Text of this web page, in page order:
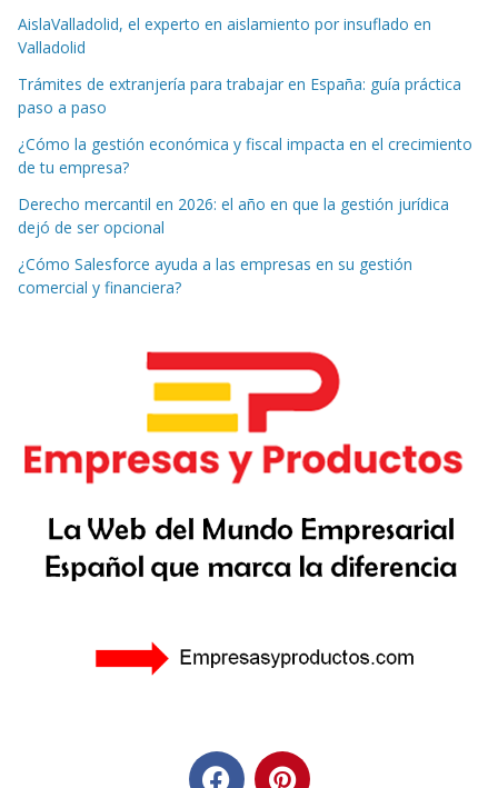
AislaValladolid, el experto en aislamiento por insuflado en
Valladolid
Trámites de extranjería para trabajar en España: guía práctica
paso a paso
¿Cómo la gestión económica y fiscal impacta en el crecimiento
de tu empresa?
Derecho mercantil en 2026: el año en que la gestión jurídica
dejó de ser opcional
¿Cómo Salesforce ayuda a las empresas en su gestión
comercial y financiera?